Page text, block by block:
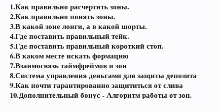
1.Как правильно расчертить зоны.
2.Как правильно понять зоны.
3.В какой зоне лонги, а в какой шорты.
4.Где поставить правильный тейк.
5.Где поставить правильный короткий стоп.
6.В каком месте искать формацию
7.Взаимосвязь таймфреймов и зон
8.Система управления деньгами для защиты депозита
9.Как почти гарантированно защититься от слива
10.Дополнительный бонус - Алгоритм работы от зон.